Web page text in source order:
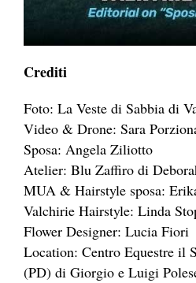
Crediti
Foto: La Veste di Sabbia di
Video & Drone: Sara
Sposa: Angela Ziliotto
Atelier: Blu Zaffiro di
MUA & Hairstyle sposa:
Valchirie Hairstyle: Linda
Flower Designer: Lucia Fiori
Location: Centro Equestre il
(PD) di Giorgio e Luigi